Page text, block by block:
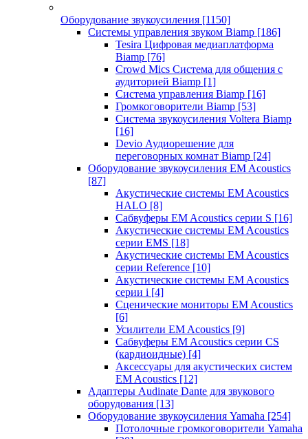
Оборудование звукоусиления [1150]
Системы управления звуком Biamp [186]
Tesira Цифровая медиаплатформа
Biamp [76]
Crowd Mics Система для общения с
аудиторией Biamp [1]
Система управления Biamp [16]
Громкоговорители Biamp [53]
Система звукоусиления Voltera Biamp
[16]
Devio Аудиорешение для
переговорных комнат Biamp [24]
Оборудование звукоусиления EM Acoustics
[87]
Акустические системы EM Acoustics
HALO [8]
Сабвуферы EM Acoustics серии S [16]
Акустические системы EM Acoustics
серии EMS [18]
Акустические системы EM Acoustics
серии Reference [10]
Акустические системы EM Acoustics
серии i [4]
Сценические мониторы EM Acoustics
[6]
Усилители EM Acoustics [9]
Сабвуферы EM Acoustics серии CS
(кардиоидные) [4]
Аксессуары для акустических систем
EM Acoustics [12]
Адаптеры Audinate Dante для звукового
оборудования [13]
Оборудование звукоусиления Yamaha [254]
Потолочные громкоговорители Yamaha